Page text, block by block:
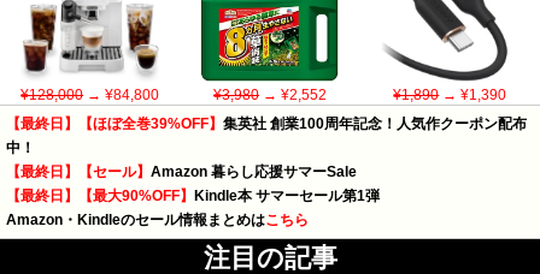
¥128,000→ ¥84,800 ¥3,980→ ¥2,552 ¥1,890→ ¥1,390
【最終日】【ほぼ全巻39%OFF】 集英社 創業100周年記念！人気作クーポン配布
中！
【最終日】【セール】 Amazon 暮らし応援サマーSale
【最終日】【最大90%OFF】 Kindle本 サマーセール第1弾
Amazon・Kindleのセール情報まとめはこちら
注目の記事